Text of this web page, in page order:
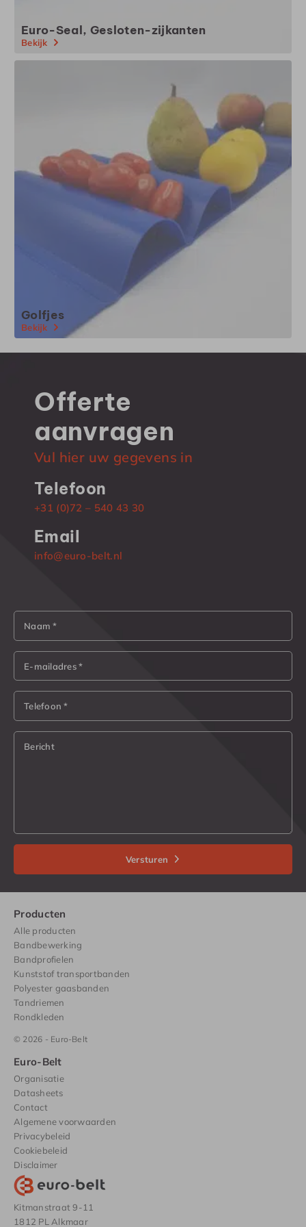
Euro-Seal, Gesloten-zijkanten
Bekijk
Golfjes
Bekijk
Offerte
aanvragen
Vul hier uw gegevens in
Telefoon
+31 (0)72 – 540 43 30
Email
info@euro-belt.nl
Naam *
E-mailadres *
Telefoon *
Bericht
Versturen
Producten
Alle producten
Bandbewerking
Bandprofielen
Kunststof transportbanden
Polyester gaasbanden
Tandriemen
Rondkleden
© 2026 - Euro-Belt
Euro-Belt
Organisatie
Datasheets
Contact
Algemene voorwaarden
Privacybeleid
Cookiebeleid
Disclaimer
Kitmanstraat 9-11
1812 PL Alkmaar